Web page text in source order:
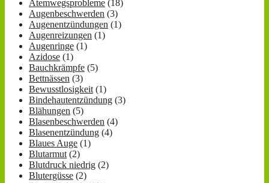
Atemwegsprobleme (18)
Augenbeschwerden (3)
Augenentzündungen (1)
Augenreizungen (1)
Augenringe (1)
Azidose (1)
Bauchkrämpfe (5)
Bettnässen (3)
Bewusstlosigkeit (1)
Bindehautentzündung (3)
Blähungen (5)
Blasenbeschwerden (4)
Blasenentzündung (4)
Blaues Auge (1)
Blutarmut (2)
Blutdruck niedrig (2)
Blutergüsse (2)